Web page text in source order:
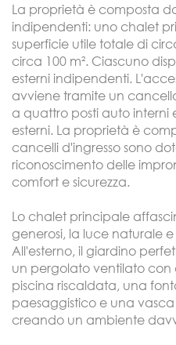
La proprietà è composta
indipendenti: uno chalet
superficie utile totale di
circa 100 m². Ciascuno
esterni indipendenti.
avviene tramite un
a quattro posti auto interni
esterni. La proprietà è
cancelli d'ingresso sono
riconoscimento delle
comfort e sicurezza.
Lo chalet principale
generosi, la luce naturale
All'esterno, il giardino
un pergolato ventilato con
piscina riscaldata, una
paesaggistico e una
creando un ambiente